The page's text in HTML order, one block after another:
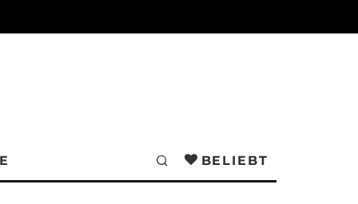
BELIEBT